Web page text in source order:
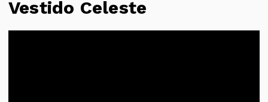
Vestido Celeste